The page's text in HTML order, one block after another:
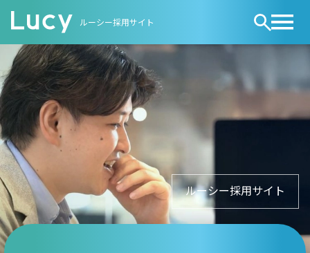
ルーシー採用サイト